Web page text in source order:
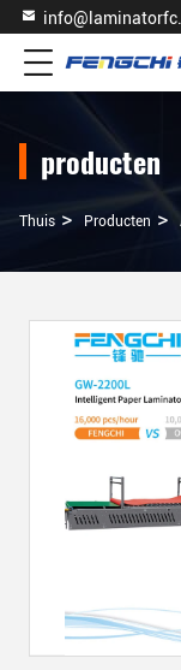
producten
Thuis > Producten >